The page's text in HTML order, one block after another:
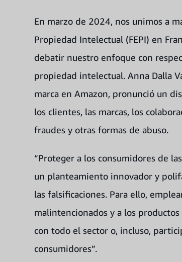
En marzo de 2024, nos unimos a
Propiedad Intelectual (FEPI) en
debatir nuestro enfoque con
propiedad intelectual. Anna Dalla
marca en Amazon, pronunció un
los clientes, las marcas, los
fraudes y otras formas de abuso.
“Proteger a los consumidores de
un planteamiento innovador y
las falsificaciones. Para ello,
malintencionados y a los
con todo el sector o, incluso,
consumidores”.